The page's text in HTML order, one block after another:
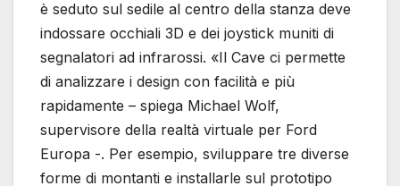
è seduto sul sedile al centro della stanza deve
indossare occhiali 3D e dei joystick muniti di
segnalatori ad infrarossi. «Il Cave ci permette
di analizzare i design con facilità e più
rapidamente – spiega Michael Wolf,
supervisore della realtà virtuale per Ford
Europa -. Per esempio, sviluppare tre diverse
forme di montanti e installarle sul prototipo